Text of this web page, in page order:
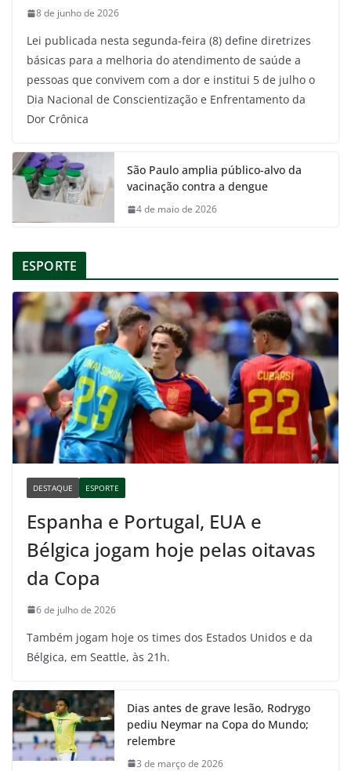
8 de junho de 2026
Lei publicada nesta segunda-feira (8) define diretrizes
básicas para a melhoria do atendimento de saúde a
pessoas que convivem com a dor e institui 5 de julho o
Dia Nacional de Conscientização e Enfrentamento da
Dor Crônica
São Paulo amplia público-alvo da
vacinação contra a dengue
4 de maio de 2026
ESPORTE
DESTAQUE ESPORTE
Espanha e Portugal, EUA e
Bélgica jogam hoje pelas oitavas
da Copa
6 de julho de 2026
Também jogam hoje os times dos Estados Unidos e da
Bélgica, em Seattle, às 21h.
Dias antes de grave lesão, Rodrygo
pediu Neymar na Copa do Mundo;
relembre
3 de março de 2026